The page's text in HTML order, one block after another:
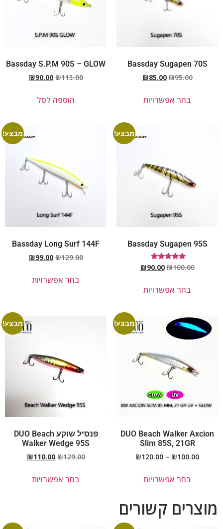
Bassday Sugapen 70S
₪95.00
₪85.00
בחר אפשרויות
Bassday S.P.M 90S – GLOW
₪115.00
₪90.00
הוספה לסל
מבצע!
Bassday Sugapen 95S
דורג
5.00
₪100.00
₪90.00
בחר אפשרויות
מבצע!
Bassday Long Surf 144F
₪129.00
₪99.00
בחר אפשרויות
מבצע!
DUO Beach Walker Axcion
Slim 85S, 21GR
₪100.00
–
₪120.00
בחר אפשרויות
מבצע!
פנסיל שוקע DUO Beach
Walker Wedge 95S
₪129.00
₪110.00
בחר אפשרויות
מוצרים קשורים